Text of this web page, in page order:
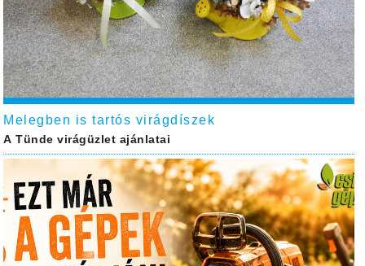
Melegben is tartós virágdíszek
A Tünde virágüzlet ajánlatai